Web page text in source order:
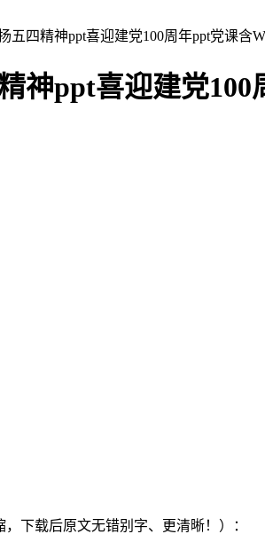
五四精神ppt喜迎建党100周年ppt党课含
神ppt喜迎建党
下载后原文无错别字、更清晰！）：